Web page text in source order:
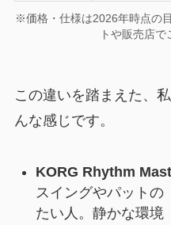
※価格・仕様は2026年時点の
トや販売店で
この違いを踏まえた、
んな感じです。
KORG Rhythm
スイングやパットの
たい人。静かな環境